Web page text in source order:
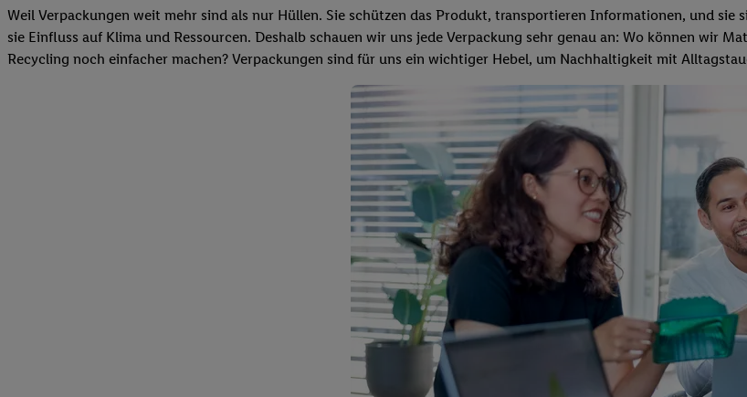
Weil Verpackungen weit mehr sind als nur Hüllen. Sie schützen das Produkt, transportieren Informationen, und sie
sie Einfluss auf Klima und Ressourcen. Deshalb schauen wir uns jede Verpackung sehr genau an: Wo können wir
Recycling noch einfacher machen? Verpackungen sind für uns ein wichtiger Hebel, um Nachhaltigkeit mit